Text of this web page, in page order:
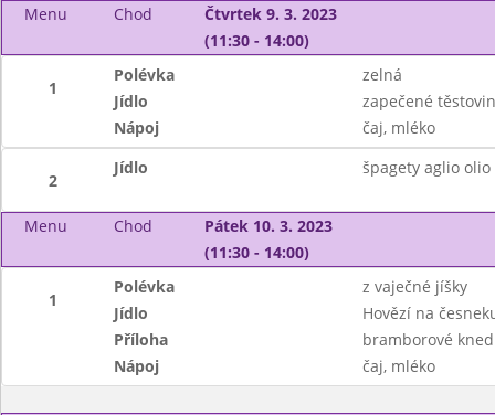
Menu Chod
Čtvrtek 9. 3. 2023
(11:30 - 14:00)
1
Polévka
zelná
Jídlo
zapečené
Nápoj
čaj, mléko
2
Jídlo špagety aglio olio
Menu Chod
Pátek 10. 3. 2023
(11:30 - 14:00)
1
Polévka
z vaječné jíšky
Jídlo
Hovězí na
Příloha
bramborové
Nápoj
čaj, mléko